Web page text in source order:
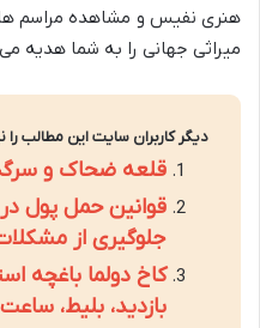
هنری نفیس و مشاهده مراسم
میراثی جهانی را به شما هدیه
دیگر کاربران سایت این مطالب
قلعه ضحاک و
قوانین حمل پول
جلوگیری از
کاخ دولما باغچه
بازدید، بلیط، ساعت